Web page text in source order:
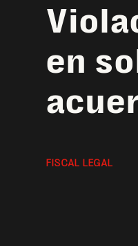
en
FISCAL LEGAL